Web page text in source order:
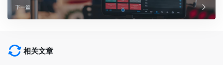
下一篇
相关文章